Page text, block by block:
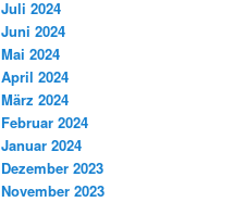
Juli 2024
Juni 2024
Mai 2024
April 2024
März 2024
Februar 2024
Januar 2024
Dezember 2023
November 2023